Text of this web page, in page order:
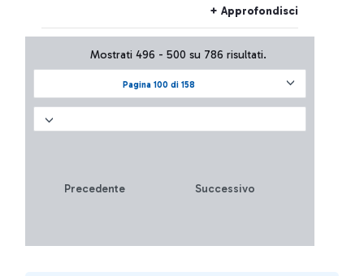
da Roma per Canton
operati dal vettore cinese.
+ Approfondisci
Pagina 100 di 158
Mostrati 496 - 500 su 786 risultati.
Precedente Successivo